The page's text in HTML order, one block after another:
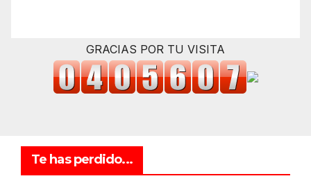
GRACIAS POR TU VISITA
Te has perdido...